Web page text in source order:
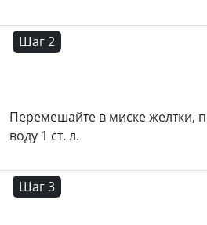
Шаг 2
Перемешайте в миске желтки,
воду 1 ст. л.
Шаг 3